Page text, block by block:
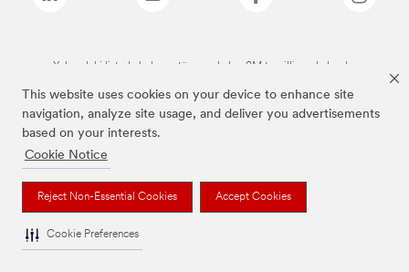
This website uses cookies on your device to enhance site
navigation, analyze site usage, and deliver you advertisements
based on your interests.
Cookie Notice
Reject Non-Essential Cookies Accept Cookies
Cookie Preferences
Yukarıdaki listede bulunan tüm markalar, 3M tescilli markalarıdır.